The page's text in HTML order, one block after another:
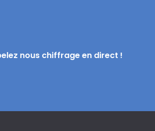
nous chiffrage en direct !